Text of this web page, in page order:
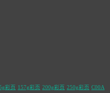
彩页 157g彩页 200g彩页 250g彩页 C00A